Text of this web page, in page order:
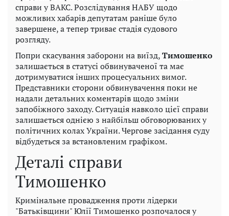
справи у ВАКС. Розслідування НАБУ щодо
можливих хабарів депутатам раніше було
завершене, а тепер триває стадія судового
розгляду.
Попри скасування заборони на виїзд,Тимошенко
залишається в статусі обвинуваченої та має
дотримуватися інших процесуальних вимог.
Представники сторони обвинувачення поки не
надали детальних коментарів щодо зміни
запобіжного заходу. Ситуація навколо цієї справи
залишається однією з найбільш обговорюваних у
політичних колах України. Чергове засідання суду
відбудеться за встановленим графіком.
Деталі справи
Тимошенко
Кримінальне провадження проти лідерки
"Батьківщини" Юлії Тимошенко розпочалося у